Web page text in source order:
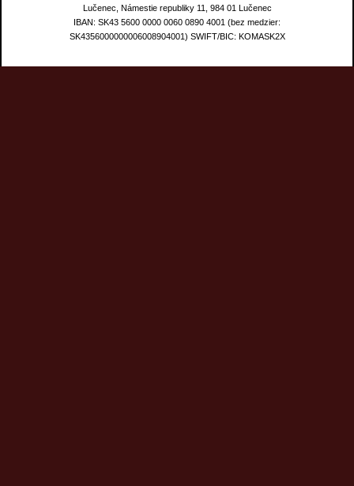
Lučenec, Námestie republiky 11, 984 01 Lučenec
IBAN: SK43 5600 0000 0060 0890 4001 (bez medzier:
SK4356000000006008904001) SWIFT/BIC: KOMASK2X